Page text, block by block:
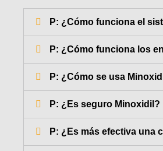
P: ¿Cómo funciona el
P: ¿Cómo funciona los
P: ¿Cómo se usa
P: ¿Es seguro Minoxidil?
P: ¿Es más efectiva una